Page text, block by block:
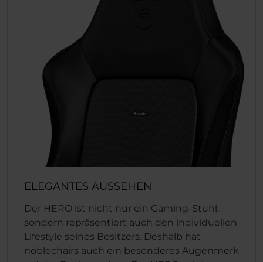
ELEGANTES AUSSEHEN
Der HERO ist nicht nur ein Gaming-Stuhl,
sondern repräsentiert auch den individuellen
Lifestyle seines Besitzers. Deshalb hat
noblechairs auch ein besonderes Augenmerk